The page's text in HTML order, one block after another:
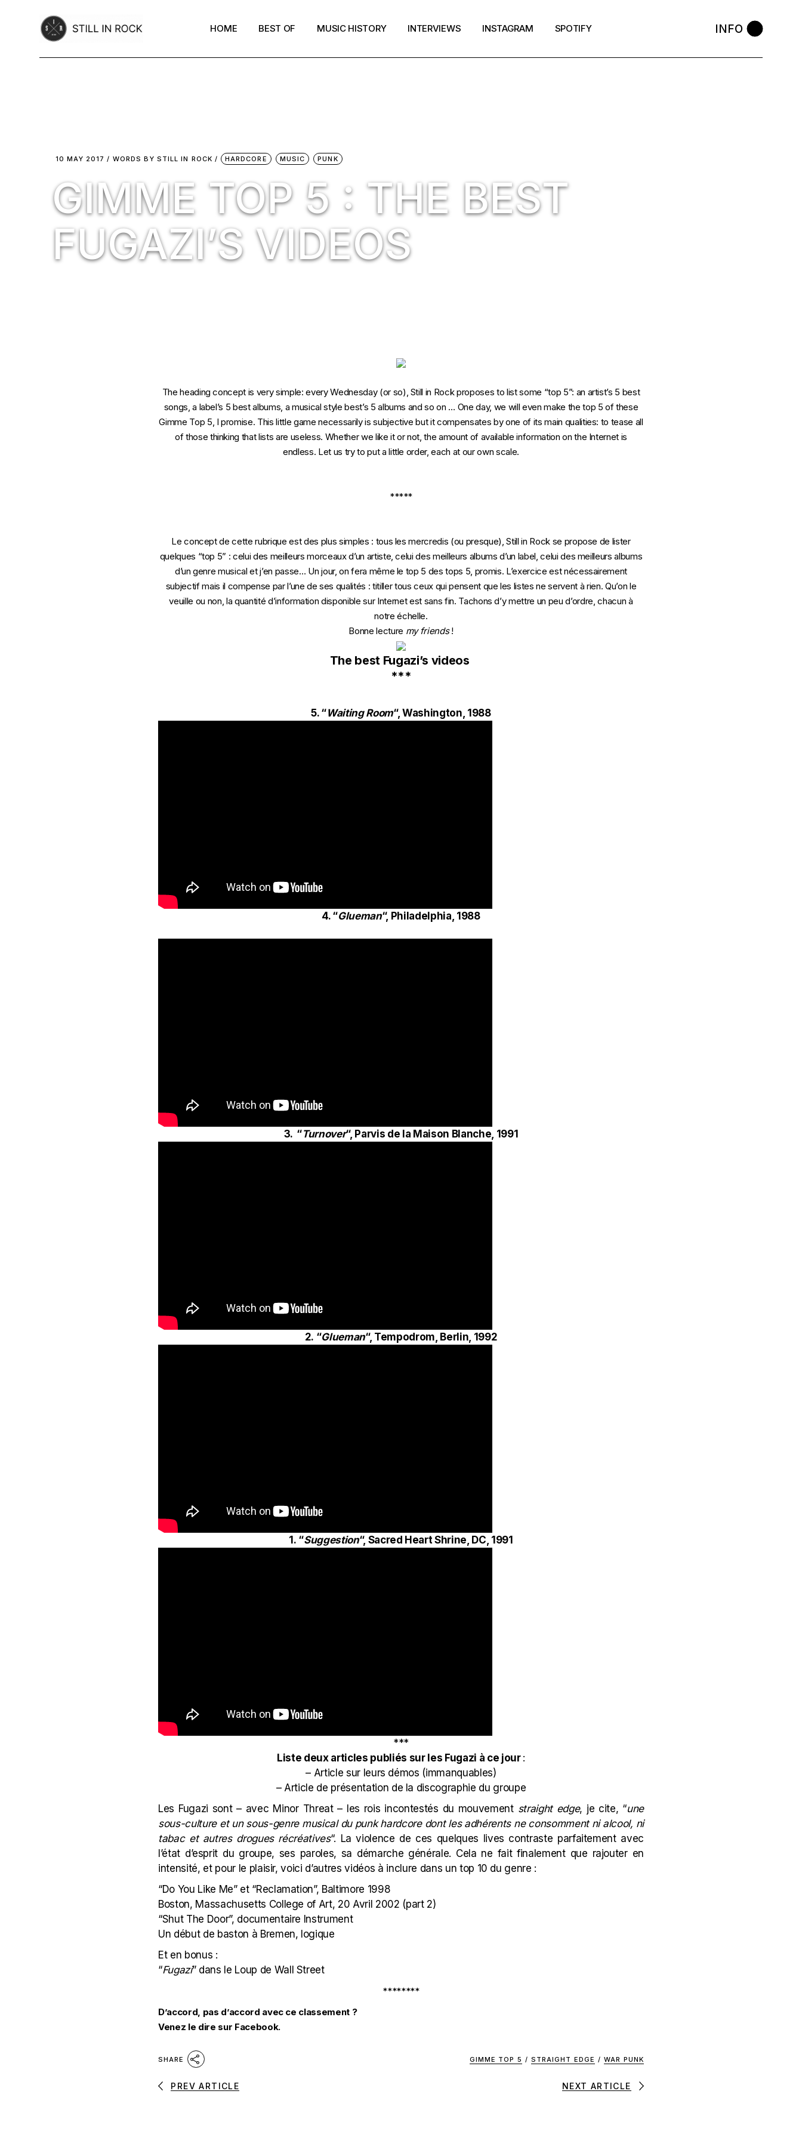
HOME BEST OF MUSIC HISTORY INTERVIEWS INSTAGRAM SPOTIFY INFO
10 MAY 2017 WORDS BY STILL IN ROCK HARDCORE MUSIC PUNK
GIMME TOP 5 : THE BEST
FUGAZI’S VIDEOS
The heading concept is very simple: every Wednesday (or so), Still in Rock proposes to list some “top 5”: an artist’s 5 best
songs, a label’s 5 best albums, a musical style best’s 5 albums and so on … One day, we will even make the top 5 of these
Gimme Top 5, I promise. This little game necessarily is subjective but it compensates by one of its main qualities: to tease all
of those thinking that lists are useless. Whether we like it or not, the amount of available information on the Internet is
endless. Let us try to put a little order, each at our own scale.
*****
Le concept de cette rubrique est des plus simples : tous les mercredis (ou presque), Still in Rock se propose de lister
quelques “top 5” : celui des meilleurs morceaux d’un artiste, celui des meilleurs albums d’un label, celui des meilleurs albums
d’un genre musical et j’en passe… Un jour, on fera même le top 5 des tops 5, promis. L’exercice est nécessairement
subjectif mais il compense par l’une de ses qualités : titiller tous ceux qui pensent que les listes ne servent à rien. Qu’on le
veuille ou non, la quantité d’information disponible sur Internet est sans fin. Tachons d’y mettre un peu d’ordre, chacun à
notre échelle.
Bonne lecture my friends!
The best Fugazi’s videos
***
5. “Waiting Room“, Washington, 1988
4. “Glueman“, Philadelphia, 1988
3. “Turnover“, Parvis de la Maison Blanche, 1991
2. “Glueman“, Tempodrom, Berlin, 1992
1. “Suggestion“, Sacred Heart Shrine, DC, 1991
***
Liste deux articles publiés sur les Fugazi à ce jour :
– Article sur leurs démos (immanquables)
– Article de présentation de la discographie du groupe
Les Fugazi sont – avec Minor Threat – les rois incontestés du mouvementstraight edge, je cite, “une
sous-culture et un sous-genre musical du punk hardcore dont les adhérents ne consomment ni alcool, ni
tabac et autres drogues récréatives“. La violence de ces quelques lives contraste parfaitement avec
l’état d’esprit du groupe, ses paroles, sa démarche générale. Cela ne fait finalement que rajouter en
intensité, et pour le plaisir, voici d’autres vidéos à inclure dans un top 10 du genre :
“Do You Like Me” et “Reclamation”, Baltimore 1998
Boston, Massachusetts College of Art, 20 Avril 2002 (part 2)
“Shut The Door”, documentaire Instrument
Un début de baston à Bremen, logique
Et en bonus :
“Fugazi” dans le Loup de Wall Street
********
D’accord, pas d’accord avec ce classement ?
Venez le dire sur Facebook.
SHARE GIMME TOP 5 / STRAIGHT EDGE / WAR PUNK
PREV ARTICLE NEXT ARTICLE